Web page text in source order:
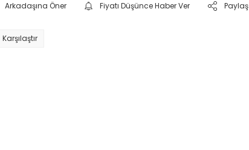
Arkadaşına Öner Fiyatı Düşünce Haber Ver Paylaş
Karşılaştır